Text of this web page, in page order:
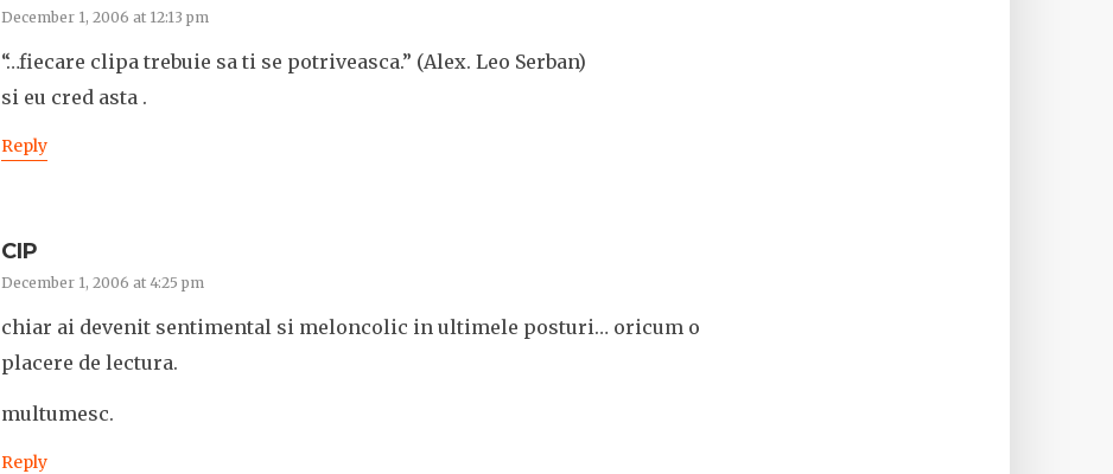
December 1, 2006 at 12:13 pm
“…fiecare clipa trebuie sa ti se potriveasca.” (Alex. Leo Serban)
si eu cred asta .
Reply
CIP
December 1, 2006 at 4:25 pm
chiar ai devenit sentimental si meloncolic in ultimele posturi… oricum o
placere de lectura.
multumesc.
Reply